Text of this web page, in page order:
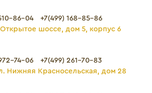
86-04
+7(499) 168-85-86
Открытое шоссе, дом 5, корпус 6
74-06
+7(499) 261-70-83
Нижняя Красносельская, дом 28